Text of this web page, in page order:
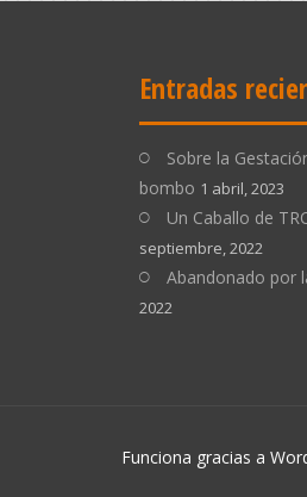
Entradas
Sobre la
bombo 1 abril, 2023
Un Caballo de
septiembre, 2022
Abandonado por
2022
Funciona gracias a